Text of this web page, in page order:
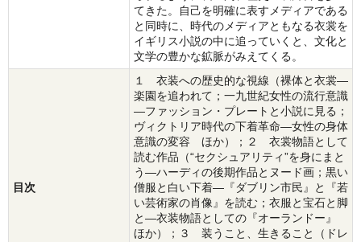
てきた。自己を明確に表すメディアである
と同時に、時代のメディアともなる衣裳を
イギリス小説の中に追っていくと、文化と
文学の豊かな鉱脈がみえてくる。
目次
１ 衣装への歴史的な視線（裸体と衣裳―
楽園を追われて；一九世紀女性の流行意識
―ファッション・プレートと小説に見る；
ヴィクトリア時代の下着革命―女性の身体
意識の変容 ほか）；２ 衣裳物語として
読む作品（“セクシュアリティ”を身にまと
う―ハーディの後期作品とヌード画；黒い
僧服と白い下着―『ダブリン市民』と『若
い芸術家の肖像』を読む；衣服と宝石と脚
と―衣装物語としての『オーランドー』
ほか）；３ 装うこと、生きること（ドレ